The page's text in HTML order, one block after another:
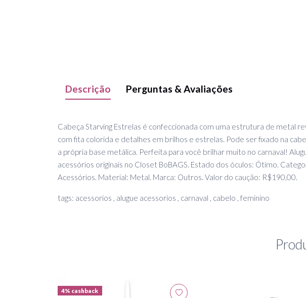
Descrição Perguntas & Avaliações
Cabeça Starving Estrelas é confeccionada com uma estrutura de metal
com fita colorida e detalhes em brilhos e estrelas. Pode ser fixado na
a própria base metálica. Perfeita para você brilhar muito no carnaval!
acessórios originais no Closet BoBAGS. Estado dos óculos: Ótimo.
Acessórios. Material: Metal. Marca: Outros. Valor do caução: R$190,00.
tags: acessorios , alugue acessorios , carnaval , cabelo , feminino
4% cashback